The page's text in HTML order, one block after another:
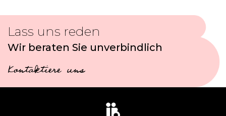
Lass uns reden
Wir beraten Sie unverbindlich
Kontaktiere uns